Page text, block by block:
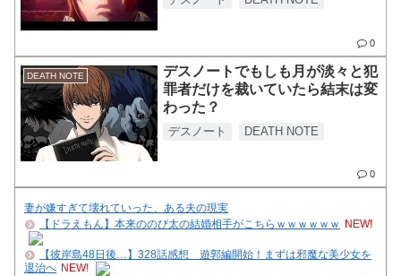
0
DEATH NOTE
デスノートでもしも月が淡々と犯
罪者だけを裁いていたら結末は変
わった？
デスノート DEATH NOTE
0
妻が嫌すぎて壊れていった、ある夫の現実
【ドラえもん】本来ののび太の結婚相手がこちらｗｗｗｗｗｗ
NEW!
【彼岸島48日後…】328話感想 遊郭編開始！まずは邪魔な美少女を
退治へ NEW!